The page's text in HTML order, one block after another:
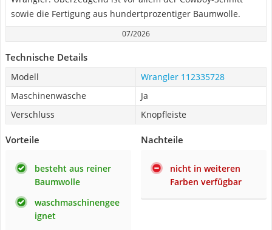
sowie die Fertigung aus hundertprozentiger Baumwolle.
07/2026
Technische Details
Modell
Wrangler 112335728
Maschinenwäsche
Ja
Verschluss
Knopfleiste
Vorteile
besteht aus reiner
Baumwolle
waschmaschinengee
ignet
Nachteile
nicht in weiteren
Farben verfügbar